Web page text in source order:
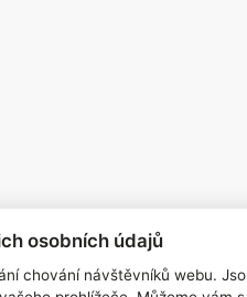
osobních údajů
chování návštěvníků webu.